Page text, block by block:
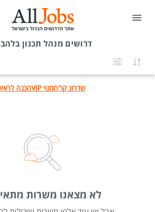
דרושים מנהל תכנון
שדרוג קו"חמנוי VIP הכנה
לא מצאנו משרות